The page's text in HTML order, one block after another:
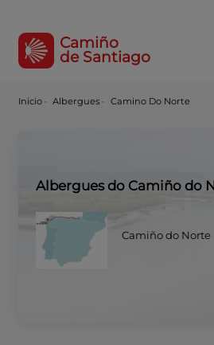
Camiño
de Santiago
Inicio · Albergues · Camino Do Norte
Albergues do Camiño do
Camiño do Norte